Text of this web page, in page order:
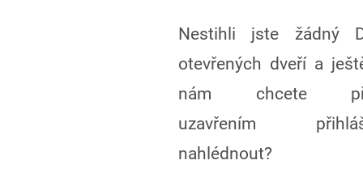
Nestihli jste žádný
otevřených dveří a
nám chcete
uzavřením
nahlédnout?